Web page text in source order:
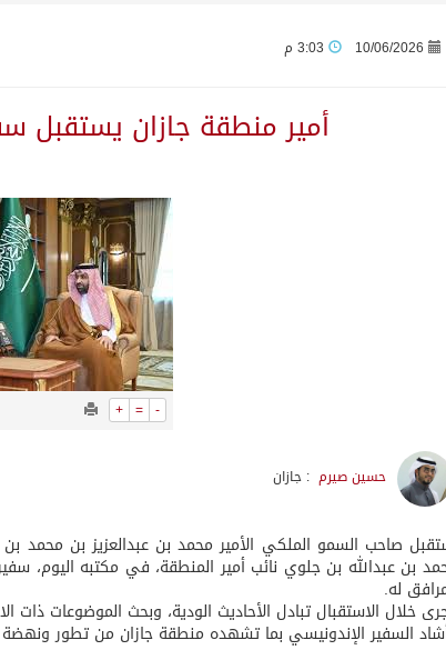
مكانة المملكة الدينية وريادتها الحضارية والعالمية
تسهم في دعم أمن واستقرار المنطقة والعالم
الاستخبارات السعودي: نرفض استخدام أراضينا
تطلق «اتفاقية مكة» للدفاع
في المملكة
و اذرع طهران تخطط باعمال ارهابية واسعة تطال
في جدة
10/06/2026
أمير منطقة جازان يستقبل
+ = -
حسين صيرم : جازان
صاحب السمو الملكي الأمير محمد بن عبدالعزيز بن محمد بن
بن عبدالله بن جلوي نائب أمير المنطقة، في مكتبه اليوم،
له.
خلال الاستقبال تبادل الأحاديث الودية، وبحث الموضوعات ذات
السفير الإندونيسي بما تشهده منطقة جازان من تطور